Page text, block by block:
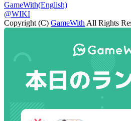
GameWith(English)
@WIKI
Copyright (C) GameWith All Rights